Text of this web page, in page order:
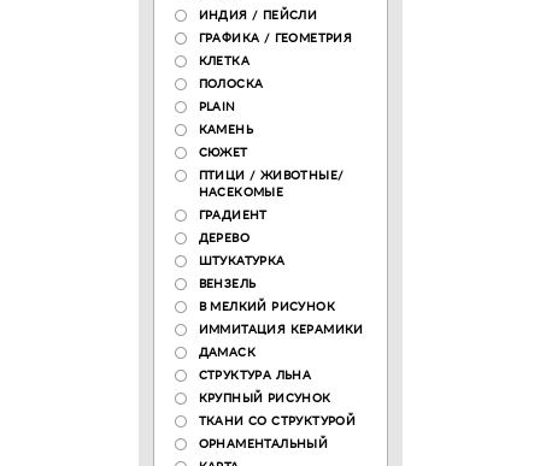
ИНДИЯ / ПЕЙСЛИ
ГРАФИКА / ГЕОМЕТРИЯ
КЛЕТКА
ПОЛОСКА
PLAIN
КАМЕНЬ
СЮЖЕТ
ПТИЦИ / ЖИВОТНЫЕ/
НАСЕКОМЫЕ
ГРАДИЕНТ
ДЕРЕВО
ШТУКАТУРКА
ВЕНЗЕЛЬ
В МЕЛКИЙ РИСУНОК
ИММИТАЦИЯ КЕРАМИКИ
ДАМАСК
СТРУКТУРА ЛЬНА
КРУПНЫЙ РИСУНОК
ТКАНИ СО СТРУКТУРОЙ
ОРНАМЕНТАЛЬНЫЙ